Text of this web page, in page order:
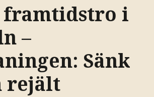
framtidstro i
–
Sänk
rejält